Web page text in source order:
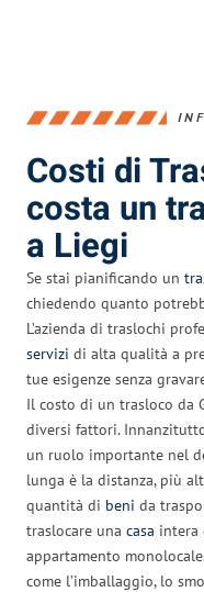
Costi di
costa un
a Liegi
Se stai pianificando un
chiedendo quanto
L’azienda di traslochi
servizi di alta qualità a
tue esigenze senza
Il costo di un trasloco da
diversi fattori.
un ruolo importante nel
lunga è la distanza, più
quantità di beni da
traslocare una casa intera
appartamento
come l’imballaggio, lo